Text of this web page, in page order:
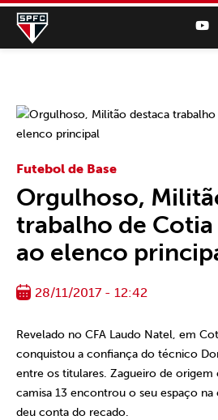
Futebol de Base
Orgulhoso,
trabalho de
ao elenco
28/11/2017 - 12:42
Revelado no CFA Laudo Natel, em
conquistou a confiança do técnico
entre os titulares. Zagueiro de
camisa 13 encontrou o seu espaço
deu conta do recado.